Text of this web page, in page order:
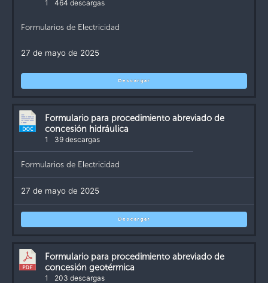
1 464 descargas
Formularios de Electricidad
27 de mayo de 2025
Descargar
Formulario para procedimiento abreviado de
concesión hidráulica
1 39 descargas
Formularios de Electricidad
27 de mayo de 2025
Descargar
Formulario para procedimiento abreviado de
concesión geotérmica
1 203 descargas